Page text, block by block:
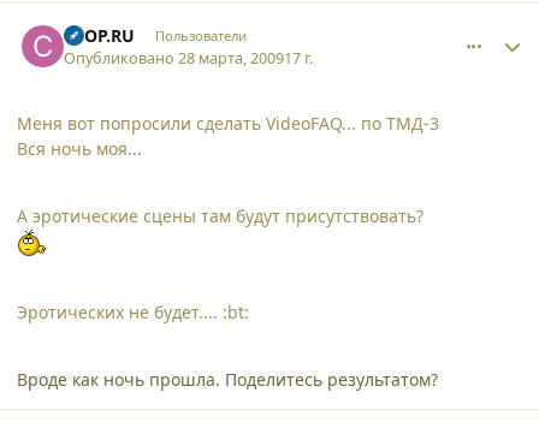
CTOP.RU Пользователи
Опубликовано28 марта, 200917 г.
Меня вот попросили сделать VideoFAQ... по ТМД-3
Вся ночь моя...
А эротические сцены там будут присутствовать?
Эротических не будет.... :bt:
Вроде как ночь прошла. Поделитесь результатом?